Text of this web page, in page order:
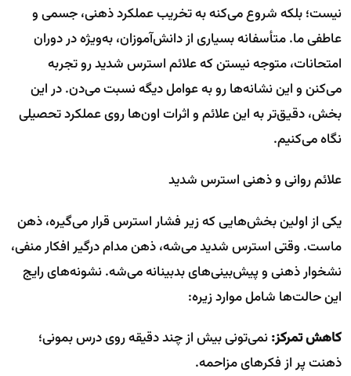
نیست؛ بلکه شروع می‌کنه به تخریب عملکرد ذهنی، جسمی و
عاطفی ما. متأسفانه بسیاری از دانش‌آموزان، به‌ویژه در دوران
امتحانات، متوجه نیستن که علائم استرس شدید رو تجربه
می‌کنن و این نشانه‌ها رو به عوامل دیگه نسبت می‌دن. در این
بخش، دقیق‌تر به این علائم و اثرات اون‌ها روی عملکرد تحصیلی
نگاه می‌کنیم.
علائم روانی و ذهنی استرس شدید
یکی از اولین بخش‌هایی که زیر فشار استرس قرار می‌گیره، ذهن
ماست. وقتی استرس شدید می‌شه، ذهن مدام درگیر افکار منفی،
نشخوار ذهنی و پیش‌بینی‌های بدبینانه می‌شه. نشونه‌های رایج
این حالت‌ها شامل موارد زیره:
کاهش تمرکز:نمی‌تونی بیش از چند دقیقه روی درس بمونی؛
ذهنت پر از فکرهای مزاحمه.